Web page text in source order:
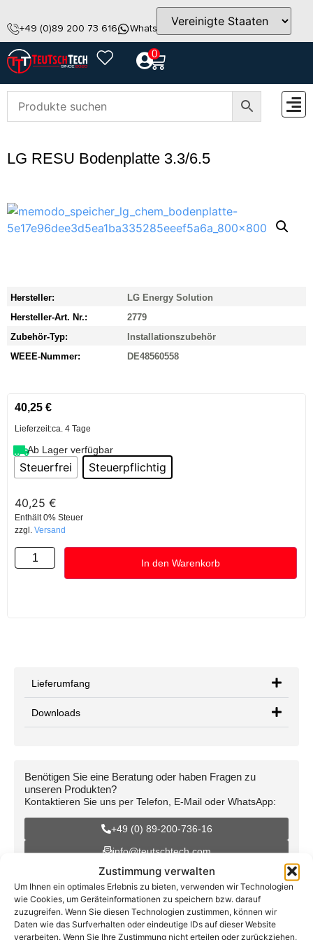
Zustimmung verwalten
Um Ihnen ein optimales Erlebnis zu bieten, verwenden wir Technologien
wie Cookies, um Geräteinformationen zu speichern bzw. darauf
zuzugreifen. Wenn Sie diesen Technologien zustimmen, können wir
Daten wie das Surfverhalten oder eindeutige IDs auf dieser Website
verarbeiten. Wenn Sie Ihre Zustimmung nicht erteilen oder zurückziehen,
+49 (0)89 200 73 616 WhatsApp info@teutschtech.com
0
LG RESU Bodenplatte 3.3/6.5
Hersteller:
LG Energy Solution
Hersteller-Art. Nr.:
2779
Zubehör-Typ:
Installationszubehör
WEEE-Nummer:
DE48560558
40,25 €
Lieferzeit:ca. 4 Tage
Ab Lager verfügbar
Steuerfrei Steuerpflichtig
40,25 €
Enthält 0% Steuer
zzgl. Versand
In den Warenkorb
Lieferumfang
Downloads
Benötigen Sie eine Beratung oder haben Fragen zu
unseren Produkten?
Kontaktieren Sie uns per Telefon, E-Mail oder WhatsApp:
+49 (0) 89-200-736-16
info@teutschtech.com
WhatsApp